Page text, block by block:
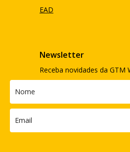
EAD
Newsletter
Receba novidades da GTM